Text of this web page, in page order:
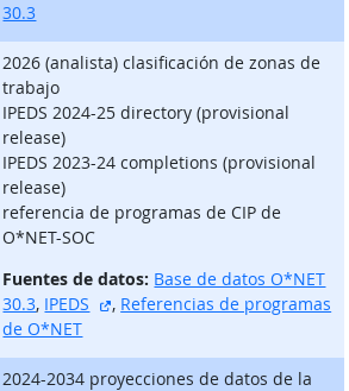
30.3
2026 (analista) clasificación de zonas de
trabajo
IPEDS 2024-25 directory (provisional
release)
IPEDS 2023-24 completions (provisional
release)
referencia de programas de CIP de
O*NET-SOC
Fuentes de datos: Base de datos O*NET
30.3, IPEDS sitio externo
, Referencias de programas
de O*NET
2024-2034 proyecciones de datos de la